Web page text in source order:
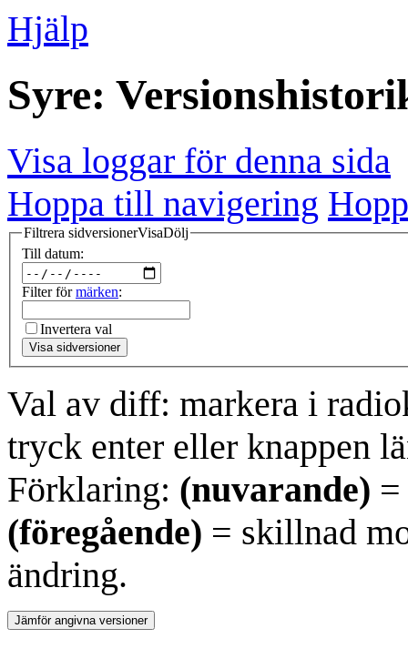
Hjälp
Syre:
Visa loggar för denna sida
Hoppa till navigering
Filtrera sidversionerVisaDölj
Till datum:
Filter förmärken:
Invertera val
Visa sidversioner
Val av diff: markera i
tryck enter eller knappen
Förklaring: (nuvarande)
(föregående) = skillnad
ändring.